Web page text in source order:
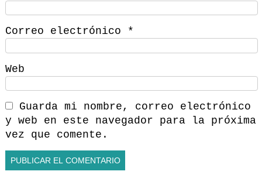
Correo electrónico *
Web
Guarda mi nombre, correo electrónico
y web en este navegador para la próxima
vez que comente.